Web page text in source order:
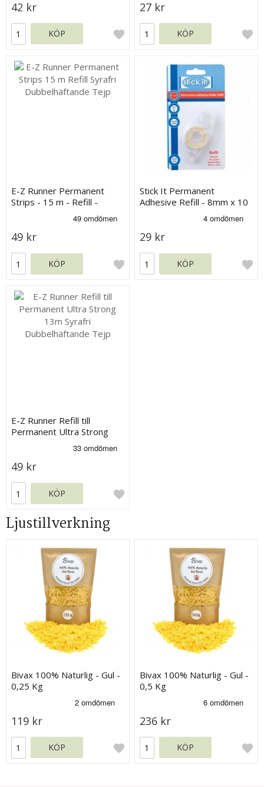
42 kr
KÖP
27 kr
KÖP
E-Z Runner Permanent
Strips - 15 m - Refill -
49 kr
KÖP
Stick It Permanent
Adhesive Refill - 8mm x 10
29 kr
KÖP
E-Z Runner Refill till
Permanent Ultra Strong
49 kr
KÖP
Ljustillverkning
Bivax 100% Naturlig - Gul -
0,25 Kg
119 kr
KÖP
Bivax 100% Naturlig - Gul -
0,5 Kg
236 kr
KÖP